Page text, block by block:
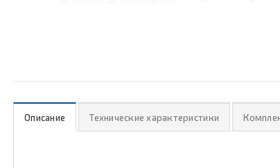
Описание Технические характеристики